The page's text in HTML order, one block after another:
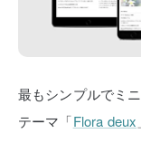
最もシンプルでミ
テーマ「Flora deux